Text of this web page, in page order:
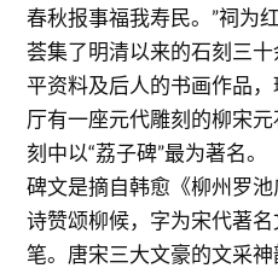
春秋报事福我寿民。”祠为
荟集了明清以来的石刻三
平资料及后人的书画作品
厅有一座元代雕刻的柳宋
刻中以“荔子碑”最为著名。
碑文是摘自韩愈《柳州罗
诗赞颂柳候，字为宋代著
笔。唐宋三大文豪的文采